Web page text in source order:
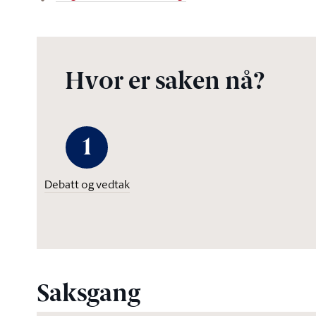
Hvor er saken nå?
1
Debatt og vedtak
Saksgang